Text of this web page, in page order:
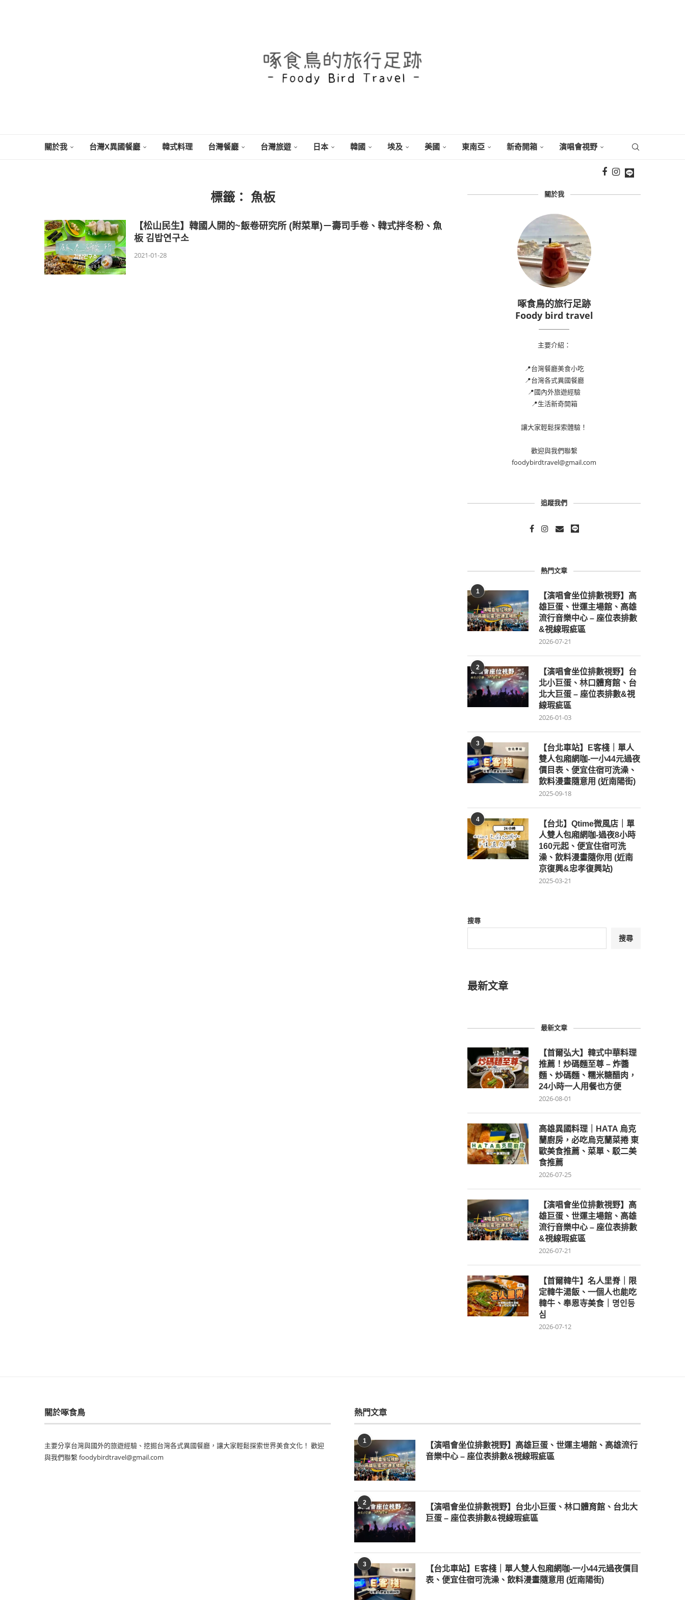
關於我 台灣X異國餐廳 韓式料理 台灣餐廳 台灣旅遊 日本 韓國 埃及 美國 東南亞 新奇開箱 演唱會視野
標籤：魚板
【松山民生】韓國人開的~飯卷研究所 (附菜單)－壽司手卷、韓式拌冬粉、魚
板 김밥연구소
2021-01-28
關於我
啄食鳥的旅行足跡
Foody bird travel
主要介紹：
📍台灣餐廳美食小吃
📍台灣各式異國餐廳
📍國內外旅遊經驗
📍生活新奇開箱
讓大家輕鬆探索體驗！
歡迎與我們聯繫
foodybirdtravel@gmail.com
追蹤我們
熱門文章
1
【演唱會坐位排數視野】高
雄巨蛋、世運主場館、高雄
流行音樂中心 – 座位表排數
&視線瑕疵區
2026-07-21
2
【演唱會坐位排數視野】台
北小巨蛋、林口體育館、台
北大巨蛋 – 座位表排數&視
線瑕疵區
2026-01-03
3
【台北車站】E客棧｜單人
雙人包廂網咖-一小44元過夜
價目表、便宜住宿可洗澡、
飲料漫畫隨意用 (近南陽街)
2025-09-18
4
【台北】Qtime微風店｜單
人雙人包廂網咖-過夜8小時
160元起、便宜住宿可洗
澡、飲料漫畫隨你用 (近南
京復興&忠孝復興站)
2025-03-21
搜尋
搜尋
最新文章
最新文章
【首爾弘大】韓式中華料理
推薦！炒碼麵至尊 – 炸醬
麵、炒碼麵、糯米糖醋肉，
24小時一人用餐也方便
2026-08-01
高雄異國料理｜HATA 烏克
蘭廚房，必吃烏克蘭菜捲 東
歐美食推薦、菜單、駁二美
食推薦
2026-07-25
【演唱會坐位排數視野】高
雄巨蛋、世運主場館、高雄
流行音樂中心 – 座位表排數
&視線瑕疵區
2026-07-21
【首爾韓牛】名人里脊｜限
定韓牛湯飯、一個人也能吃
韓牛、奉恩寺美食｜명인등
심
2026-07-12
關於啄食鳥
主要分享台灣與國外的旅遊經驗、挖掘台灣各式異國餐廳，讓大家輕鬆探索世界美食文化！ 歡迎
與我們聯繫 foodybirdtravel@gmail.com
熱門文章
1
【演唱會坐位排數視野】高雄巨蛋、世運主場館、高雄流行
音樂中心 – 座位表排數&視線瑕疵區
2
【演唱會坐位排數視野】台北小巨蛋、林口體育館、台北大
巨蛋 – 座位表排數&視線瑕疵區
3
【台北車站】E客棧｜單人雙人包廂網咖-一小44元過夜價目
表、便宜住宿可洗澡、飲料漫畫隨意用 (近南陽街)